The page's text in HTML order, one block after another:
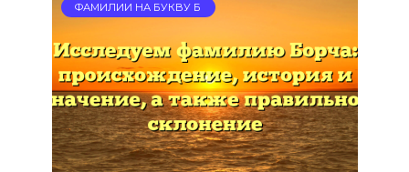
ФАМИЛИИ НА БУКВУ Б